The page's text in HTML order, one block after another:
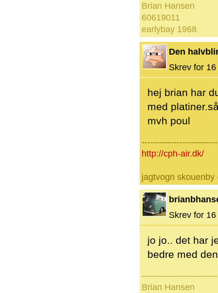
Brian Hansen
60619011
earlybay 1968
Den
Skrev for
hej brian har
med
mvh poul
http://cph-air.dk/
jagtvogn skouenby
Skrev for
jo jo.. det har
bedre med
Brian Hansen